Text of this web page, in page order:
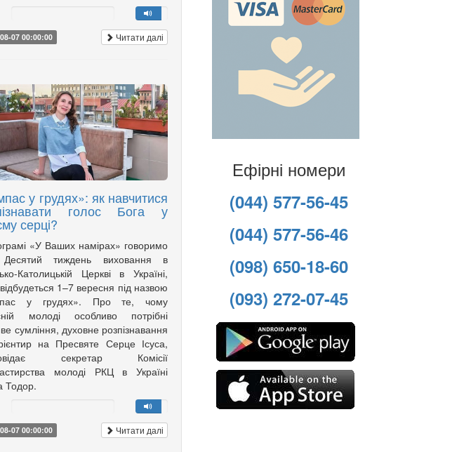
07 00:00:00 Читати далі
у грудях»: як навчитися
голос Бога у
серці?
«У Ваших намірах» говоримо
тиждень виховання в
Католицькій Церкві в Україні,
1–7 вересня під назвою
у грудях». Про те, чому
молоді особливо потрібні
сумління, духовне розпізнавання
на Пресвяте Серце Ісуса,
секретар Комісії
молоді РКЦ в Україні
Тодор.
07 00:00:00 Читати далі
Ефірні номери
(044) 577-56-45
(044) 577-56-46
(098) 650-18-60
(093) 272-07-45